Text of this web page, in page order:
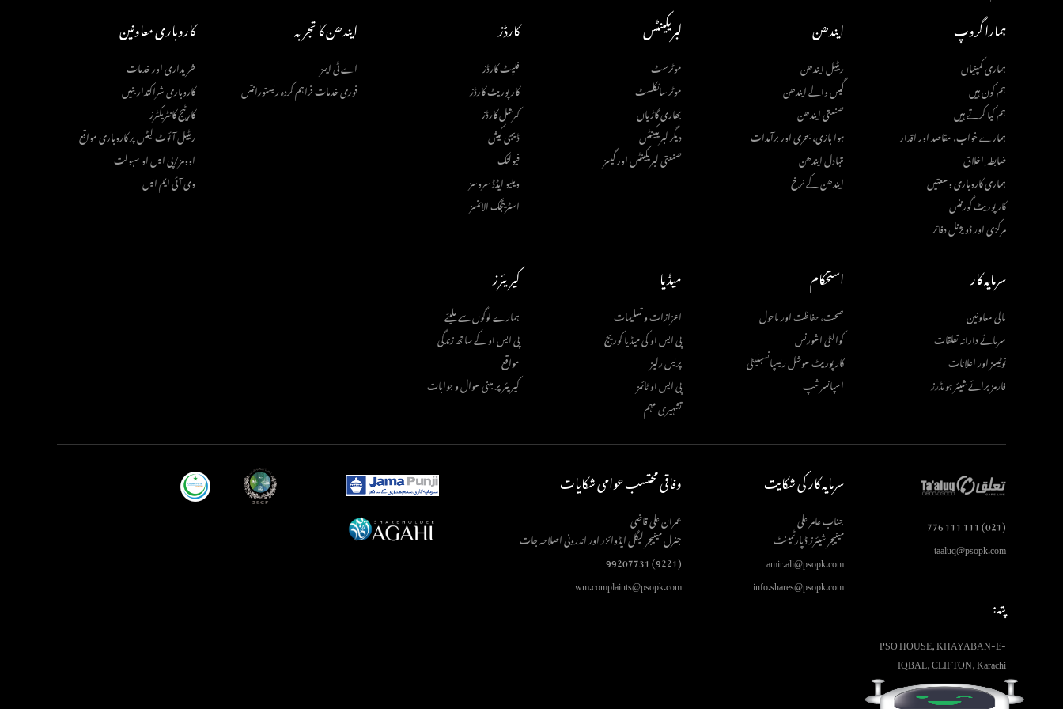
ہمارا گروپ
ہماری کمپنیاں
ہم کون ہیں
ہم کیا کرتے ہیں
ہمارے خواب، مقاصد اور اقدار
ضابطہ ِ اخلاق
ہماری کاروباری وسعتیں
کارپوریٹ گورننس
مرکزی اور ڈویژنل دفاتر
ایندھن
ریٹیل ایندھن
گیس والے ایندھن
صنعتی ایندھن
ہوا بازی، بحری اور برآمدات
متبادل ایندھن
ایندھن کے نرخ
لبریکینٹس
موٹرسٹ
موٹر سائکلسٹ
بھاری گاڑیاں
دیگر لبریکینٹس
صنعتی لبریکینٹس اور گیسز
کارڈز
فلیِٹ کارڈز
کارپوریٹ کارڈز
کمرشل کارڈز
ڈیجی کیش
فیولنک
ویلیو ایڈڈ سروسز
اسٹریٹجک الائنسز
ایندھن کا تجربہ
اے ٹی ایمز
فوری خدمات فراہم کردہ ریستورانتس
کاروباری معاونین
خریداری اور خدمات
کاروباری شراکتدار بنیں
کارٹیج کانٹریکٹرز
ریٹیل آئوٹ لیٹس پر کاروباری مواقع
اوومز/پی ایس او سہولت
وی آئی ایم ایس
سرمایہ کار
مالی معاونین
سرمائے دارانہ تعلقات
نوٹیسز اور اعلانات
فارمز برائے شیئر ہولڈرز
استحکام
صحت، حفاظت اور ماحول
کوالٹی اشورنس
کارپوریٹ سوشل ریسپانسبلیٹی
اسپانسرشپ
میڈیا
اعزازات و تسلیمات
پی ایس او کی میڈیا کوریج
پریس رلیز
پی ایس او ٹائمز
تشہیری مہم
کیریئرز
ہمارے لوگوں سے ملیئے
پی ایس او کے ساتھ زندگی
مواقع
کیریئر پر مبنی سوال و جوابات
(021) 111 111 776
taaluq@psopk.com
پتہ:
PSO HOUSE, KHAYABAN-E-
IQBAL, CLIFTON, Karachi
سرمایہ کار کی شکایت
جناب عامر علی
مینیجر شیئرز ڈپارٹمینٹ
amir.ali@psopk.com
info.shares@psopk.com
وفاقی محتسب عوامی شکایات
عمران علی قاضی
جنرل مینیجر لیگل ایڈوائزر اور اندرونی اصلاحہ جات
(9221) 99207731
wm.complaints@psopk.com